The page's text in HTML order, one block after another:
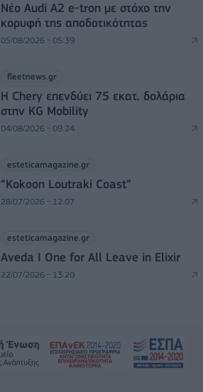
Νέο Audi A2 e-tron με στόχο την
κορυφή της αποδοτικότητας
05/08/2026 - 05:39
fleetnews.gr
Η Chery επενδύει 75 εκατ. δολάρια
στην KG Mobility
04/08/2026 - 09:24
esteticamagazine.gr
“Kokoon Loutraki Coast”
28/07/2026 - 12:07
esteticamagazine.gr
Aveda I One for All Leave in Elixir
22/07/2026 - 13:20